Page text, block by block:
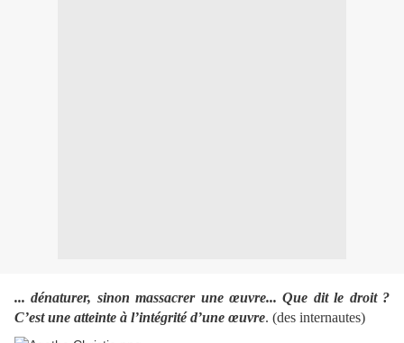
... dénaturer, sinon massacrer une œuvre... Que dit le droit ?
C’est une atteinte à l’intégrité d’une œuvre. (des internautes)